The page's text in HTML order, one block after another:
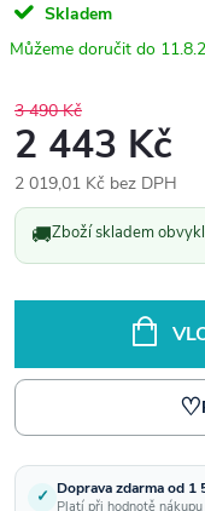
Skladem
3 490 Kč
2 443 Kč
2 019,01 Kč bez DPH
Měrná
cena:
🚚Zboží skladem
♡
✓ Doprava zdarma od 1
Platí při hodnotě